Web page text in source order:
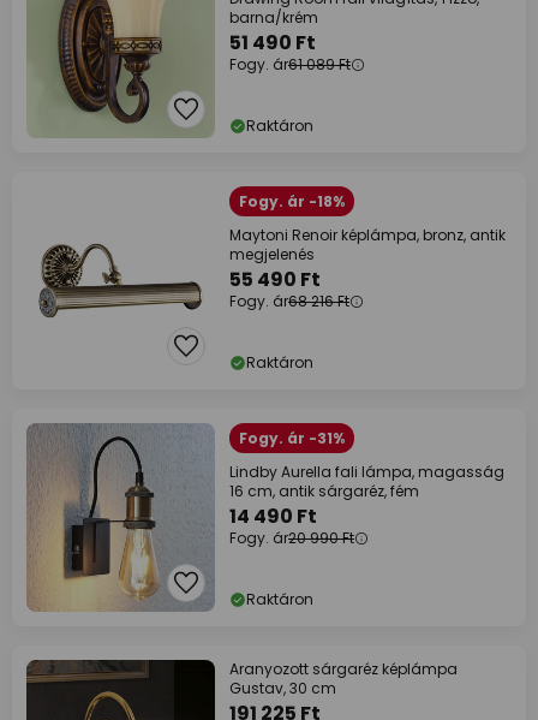
barna/krém
51 490 Ft
Fogy. ár61 089 Ft
Raktáron
Fogy. ár -18%
Maytoni Renoir képlámpa, bronz, antik
megjelenés
55 490 Ft
Fogy. ár68 216 Ft
Raktáron
Fogy. ár -31%
Lindby Aurella fali lámpa, magasság
16 cm, antik sárgaréz, fém
14 490 Ft
Fogy. ár20 990 Ft
Raktáron
Aranyozott sárgaréz képlámpa
Gustav, 30 cm
191 225 Ft